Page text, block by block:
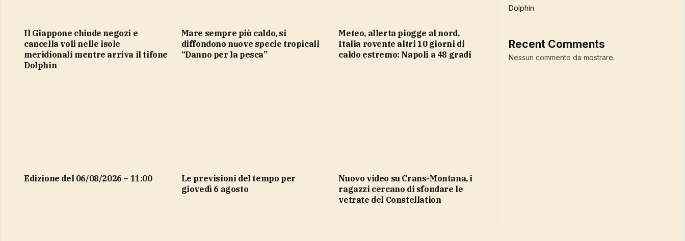
Il Giappone chiude negozi e
cancella voli nelle isole
meridionali mentre arriva il tifone
Dolphin
Mare sempre più caldo, si
diffondono nuove specie tropicali
“Danno per la pesca”
Meteo, allerta piogge al nord,
Italia rovente altri 10 giorni di
caldo estremo: Napoli a 48 gradi
Edizione del 06/08/2026 – 11:00
Le previsioni del tempo per
giovedì 6 agosto
Nuovo video su Crans-Montana, i
ragazzi cercano di sfondare le
vetrate del Constellation
Dolphin
Recent Comments
Nessun commento da mostrare.